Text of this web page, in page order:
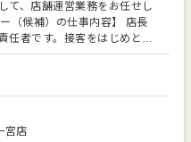
て、店舗運営業務をお任せし
任者です。接客をはじめとす
ッフの育成やマネジメントと
。メインとなるのは、販促イ
ション改善などもお任せしま
イデアを積極的に発信してく
宮店